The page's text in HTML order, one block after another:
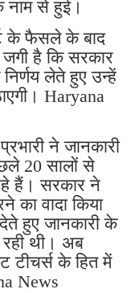
नाम से हुई।
के फैसले के बाद
जगी है कि सरकार
लेते हुए उन्हें
Haryana
ने जानकारी
20 सालों से
हैं। सरकार ने
का वादा किया
हुए जानकारी के
थी। अब
टीचर्स के हित में
News